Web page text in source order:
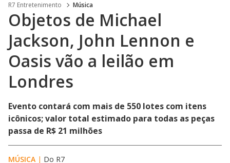
R7 Entretenimento Música
Objetos de Michael
Jackson, John Lennon e
Oasis vão a leilão em
Londres
Evento contará com mais de 550 lotes com itens
icônicos; valor total estimado para todas as peças
passa de R$ 21 milhões
MÚSICA | Do R7